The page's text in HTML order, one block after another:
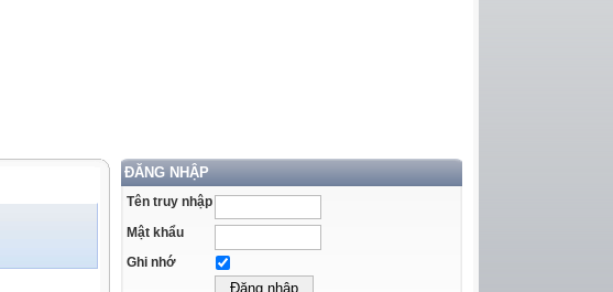
ĐĂNG NHẬP
Tên truy nhập
Mật khẩu
Ghi nhớ